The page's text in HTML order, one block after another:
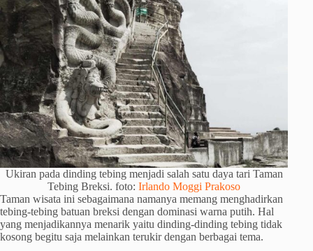
Ukiran pada dinding tebing menjadi salah satu daya tari Taman
Tebing Breksi. foto:Irlando Moggi Prakoso
Taman wisata ini sebagaimana namanya memang menghadirkan
tebing-tebing batuan breksi dengan dominasi warna putih. Hal
yang menjadikannya menarik yaitu dinding-dinding tebing tidak
kosong begitu saja melainkan terukir dengan berbagai tema.